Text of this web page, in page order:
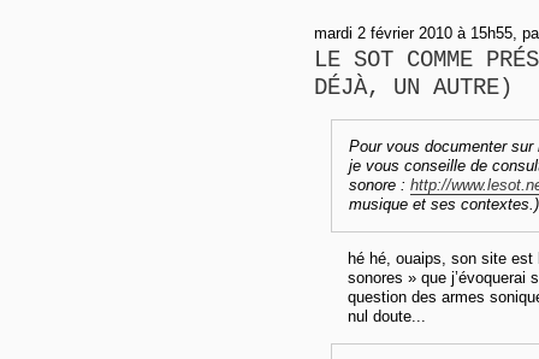
mardi 2 février 2010 à 15h55,
LE SOT COMME
DÉJÀ, UN AUTRE)
Pour vous documenter
je vous conseille de
sonore : http://
musique et ses contextes.)
hé hé, ouaips, son site
sonores » que j’évoquerai
question des armes
nul doute...